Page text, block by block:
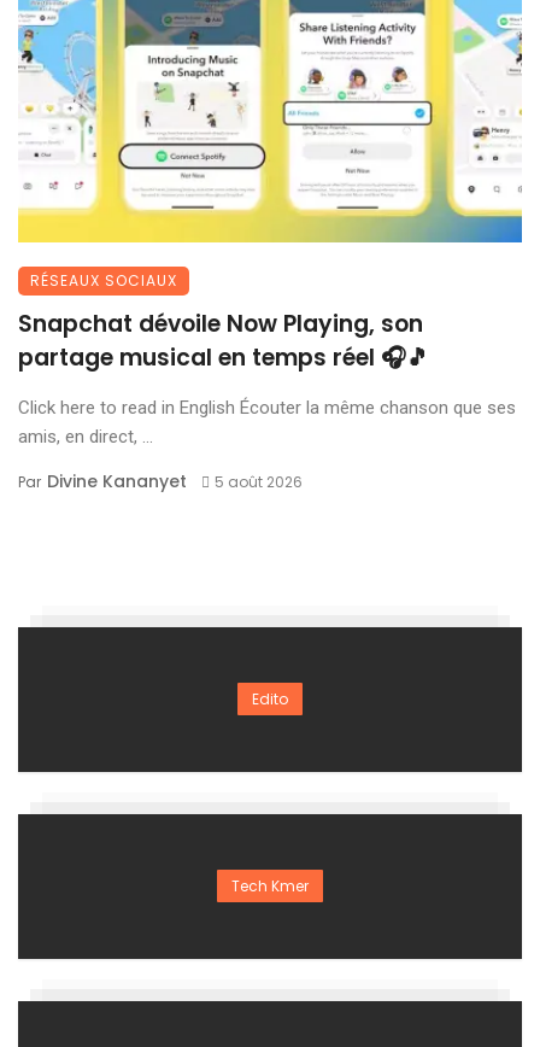
RÉSEAUX SOCIAUX
Snapchat dévoile Now Playing, son
partage musical en temps réel 🎧🎵
Click here to read in English Écouter la même chanson que ses
amis, en direct, ...
Par Divine Kananyet 5 août 2026
Edito
Tech Kmer